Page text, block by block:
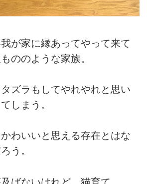
が家に縁あってやって来て
ののような家族。
ズラもしてやれやれと思い
しまう。
わいいと思える存在とはな
う。